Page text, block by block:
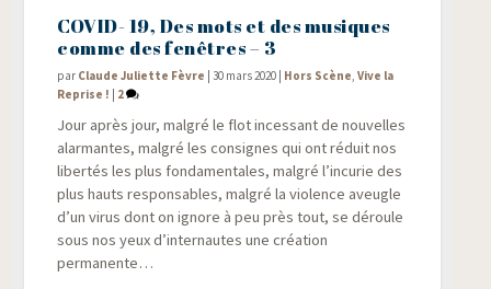
COVID- 19, Des mots et des musiques
comme des fenêtres – 3
par Claude Juliette Fèvre |30 mars 2020 | Hors Scène ,Vive la
Reprise ! | 2
Jour après jour, mal­gré le flot inces­sant de nou­velles
alar­mantes, mal­gré les consignes qui ont réduit nos
liber­tés les plus fon­da­men­tales, mal­gré l’incurie des
plus hauts res­pon­sables, mal­gré la vio­lence aveugle
d’un virus dont on ignore à peu près tout, se déroule
sous nos yeux d’internautes une créa­tion
permanente…